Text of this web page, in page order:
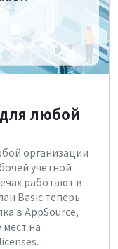
для любой
организации
учётной
работают в
Basic теперь
в AppSource,
на